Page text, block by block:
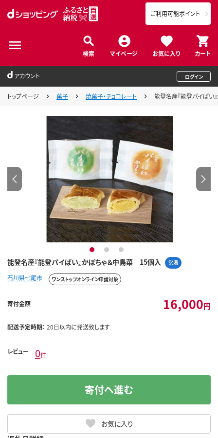
検索 マイページ お気に入り カート
ご利用可能ポイント
アカウント ログイン
トップページ 菓子 焼菓子・チョコレート 能登名産『能登パイぱ
能登名産『能登パイぱい』かぼちゃ＆中島菜 15個入 常温
1 2 3
石川県七尾市 ワンストップオンライン申請対象
寄付金額 16,000円
配送予定時期： 20日以内に発送致します
レビュー 0件
お気に入り
寄付へ進む